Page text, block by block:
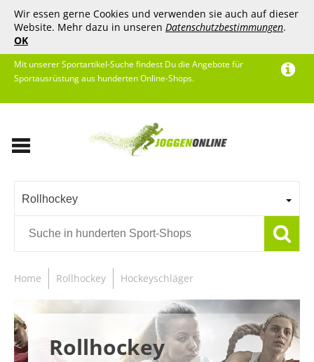
Wir essen gerne Cookies und verwenden sie auch auf dieser
Website. Mehr dazu in unseren Datenschutzbestimmungen.
OK
Mit unserer Sportartikel-Suche findest Du die Angebote für
Sportausrüstung aus hunderten Online-Shops.
Rollhockey
Home Rollhockey Hockeyschläger
Rollhockey